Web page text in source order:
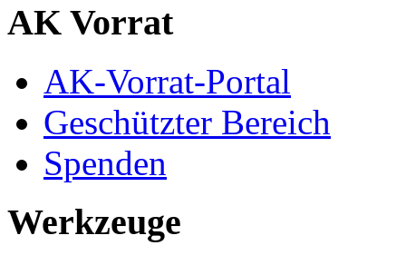
AK Vorrat
AK-Vorrat-Portal
Geschützter Bereich
Spenden
Werkzeuge